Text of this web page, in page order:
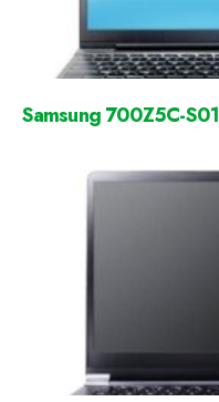
Samsung 700Z5C-S01